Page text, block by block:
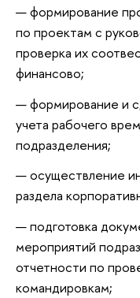
формирование
по проектам с
проверка их
финансово;
формирование и
учета рабочего
подразделения;
осуществление
раздела
подготовка
мероприятий
отчетности по
командировкам;